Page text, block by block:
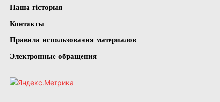
Наша гісторыя
Контакты
Правила использования материалов
Электронные обращения